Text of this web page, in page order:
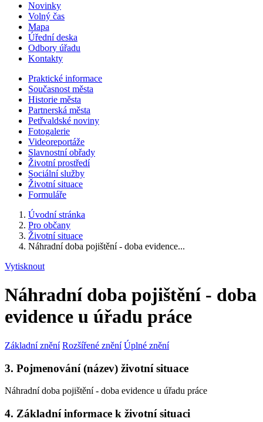
Novinky
Volný čas
Mapa
Úřední deska
Odbory úřadu
Kontakty
Praktické informace
Současnost města
Historie města
Partnerská města
Petřvaldské noviny
Fotogalerie
Videoreportáže
Slavnostní obřady
Životní prostředí
Sociální služby
Životní situace
Formuláře
Úvodní stránka
Pro občany
Životní situace
Náhradní doba pojištění - doba evidence...
Vytisknout
Náhradní doba pojištění - doba
evidence u úřadu práce
Základní znění Rozšířené znění Úplné znění
3. Pojmenování (název) životní situace
Náhradní doba pojištění - doba evidence u úřadu práce
4. Základní informace k životní situaci